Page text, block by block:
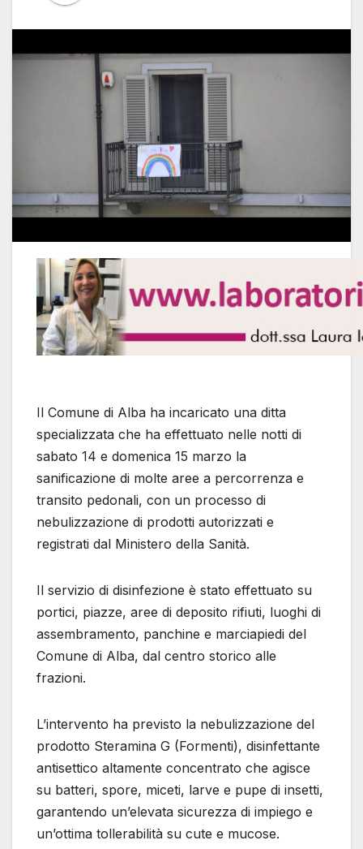
Il Comune di Alba ha incaricato una ditta
specializzata che ha effettuato nelle notti di
sabato 14 e domenica 15 marzo la
sanificazione di molte aree a percorrenza e
transito pedonali, con un processo di
nebulizzazione di prodotti autorizzati e
registrati dal Ministero della Sanità.
Il servizio di disinfezione è stato effettuato su
portici, piazze, aree di deposito rifiuti, luoghi di
assembramento, panchine e marciapiedi del
Comune di Alba, dal centro storico alle
frazioni.
L’intervento ha previsto la nebulizzazione del
prodotto Steramina G (Formenti), disinfettante
antisettico altamente concentrato che agisce
su batteri, spore, miceti, larve e pupe di insetti,
garantendo un’elevata sicurezza di impiego e
un’ottima tollerabilità su cute e mucose.